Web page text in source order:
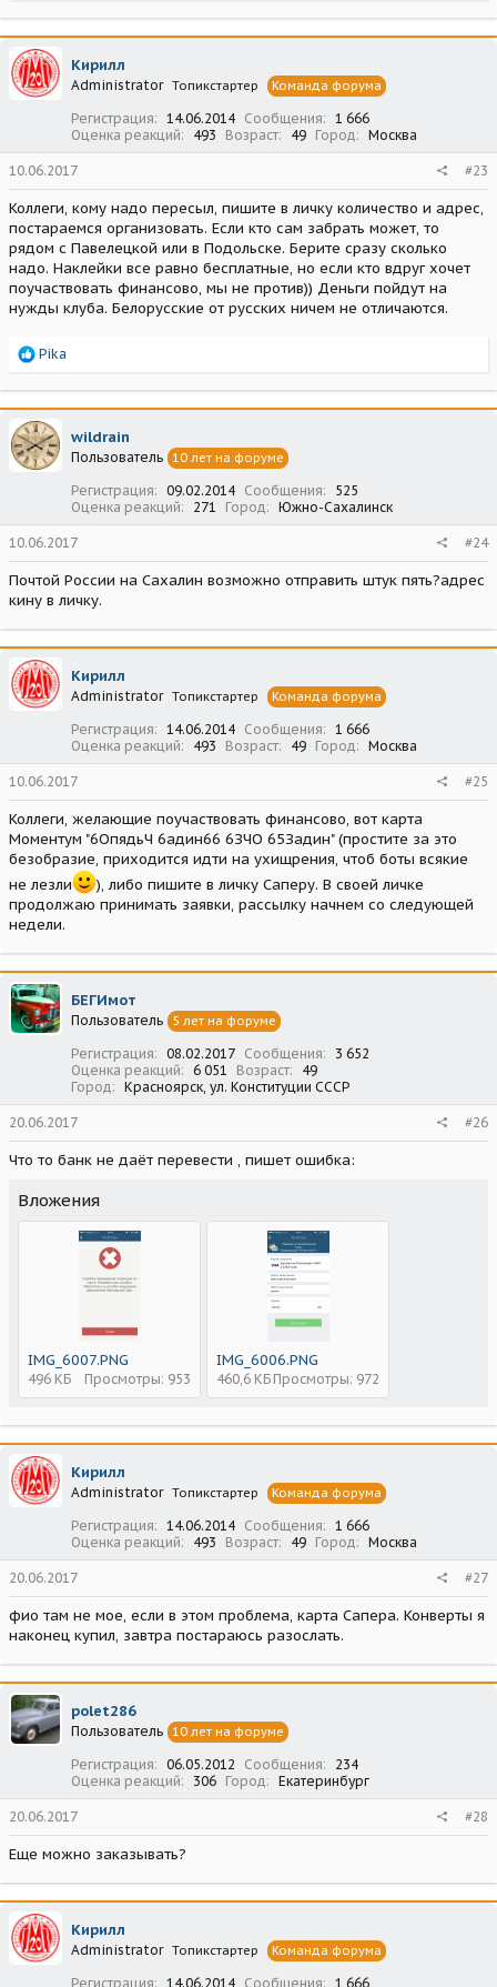
а
к
ц
и
и
Кирилл
Administrator Топикстартер Команда форума
Регистрация 14.06.2014 Сообщения
1 666
Оценка реакций
493 Возраст 49 Город Москва
10.06.2017 #23
Коллеги, кому надо пересыл, пишите в личку количество и адрес,
постараемся организовать. Если кто сам забрать может, то
рядом с Павелецкой или в Подольске. Берите сразу сколько
надо. Наклейки все равно бесплатные, но если кто вдруг хочет
поучаствовать финансово, мы не против)) Деньги пойдут на
нужды клуба. Белорусские от русских ничем не отличаются.
Р
а
к
ц
и
и
Pika
wildrain
Пользователь 10 лет на форуме
Регистрация 09.02.2014 Сообщения
525
Оценка реакций
271 Город Южно-Сахалинск
10.06.2017 #24
Почтой России на Сахалин возможно отправить штук пять?адрес
кину в личку.
Кирилл
Administrator Топикстартер Команда форума
Регистрация 14.06.2014 Сообщения
1 666
Оценка реакций
493 Возраст 49 Город Москва
10.06.2017 #25
Коллеги, желающие поучаствовать финансово, вот карта
Моментум "6ОпядьЧ 6адин66 6ЗЧO 65Задин" (простите за это
безобразие, приходится идти на ухищрения, чтоб боты всякие
не лезли
), либо пишите в личку Саперу. В своей личке
продолжаю принимать заявки, рассылку начнем со следующей
недели.
БЕГИмот
Пользователь 5 лет на форуме
Регистрация 08.02.2017 Сообщения
3 652
Оценка реакций
6 051 Возраст
49
Город
Красноярск, ул. Конституции СССР
20.06.2017 #26
Что то банк не даёт перевести , пишет ошибка:
Вложения
IMG_6007.PNG
496 КБ Просмотры: 953
IMG_6006.PNG
460,6 КБ Просмотры: 972
Кирилл
Administrator Топикстартер Команда форума
Регистрация 14.06.2014 Сообщения
1 666
Оценка реакций
493 Возраст 49 Город Москва
20.06.2017 #27
фио там не мое, если в этом проблема, карта Сапера. Конверты я
наконец купил, завтра постараюсь разослать.
polet286
Пользователь 10 лет на форуме
Регистрация 06.05.2012 Сообщения
234
Оценка реакций
306 Город Екатеринбург
20.06.2017 #28
Еще можно заказывать?
Кирилл
Administrator Топикстартер Команда форума
Регистрация 14.06.2014 Сообщения 1 666